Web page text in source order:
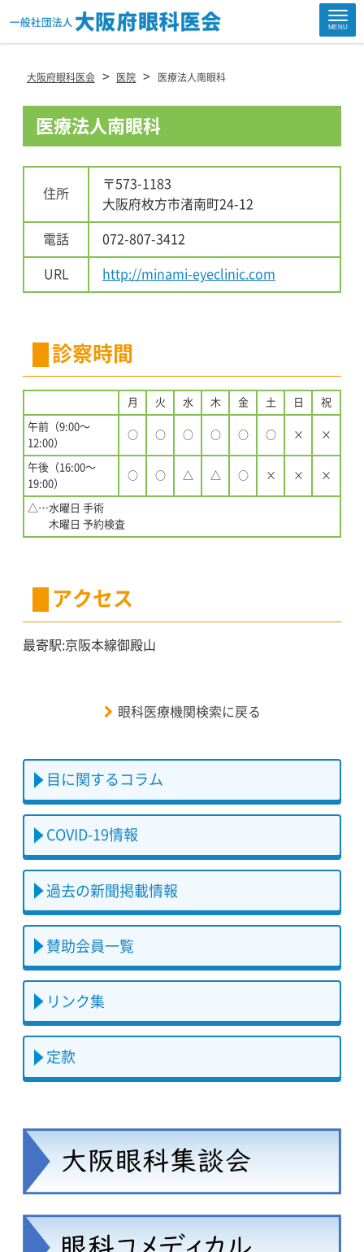
MENU
大阪府眼科医会 > 医院 > 医療法人南眼科
医療法人南眼科
住所
〒573-1183
大阪府枚方市渚南町24-12
電話 072-807-3412
URL http://minami-eyeclinic.com
診察時間
月 火 水 木 金 土 日 祝
午前（9:00〜
12:00）
○ ○ ○ ○ ○ ○ × ×
午後（16:00〜
19:00）
○ ○ △ △ ○ × × ×
△…水曜日 手術
木曜日 予約検査
アクセス
最寄駅:京阪本線御殿山
眼科医療機関検索に戻る
目に関するコラム
COVID-19情報
過去の新聞掲載情報
賛助会員一覧
リンク集
定款
Site
Footer